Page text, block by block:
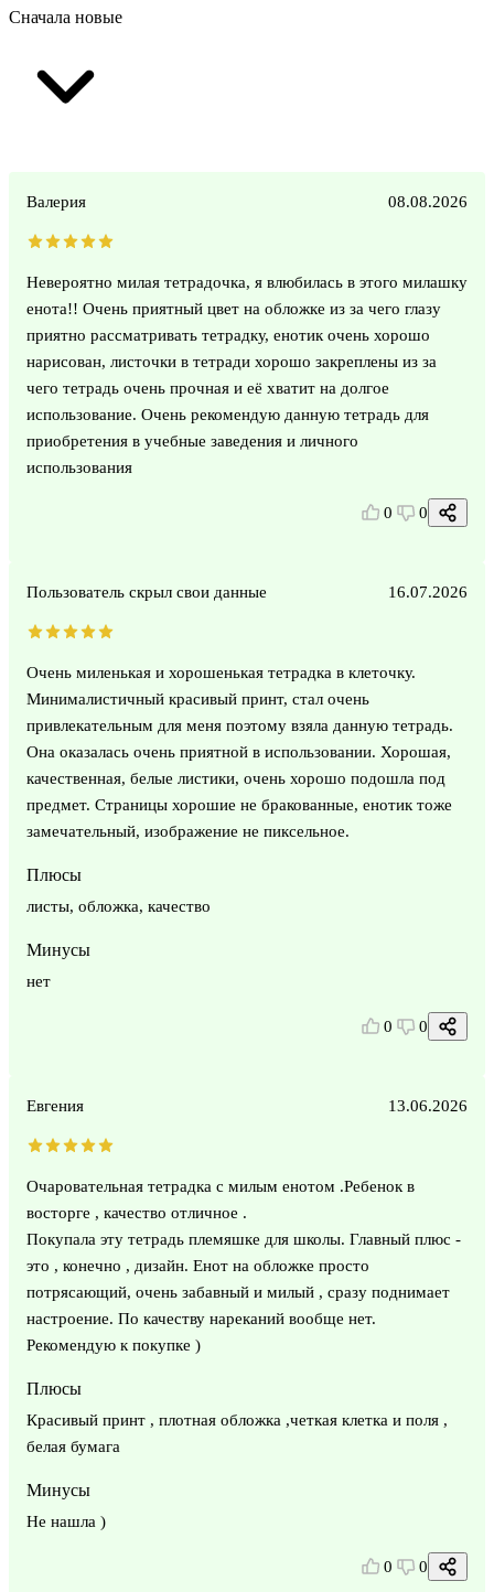
Сначала новые
Валерия 08.08.2026
Невероятно милая тетрадочка, я влюбилась в этого милашку
енота!! Очень приятный цвет на обложке из за чего глазу
приятно рассматривать тетрадку, енотик очень хорошо
нарисован, листочки в тетради хорошо закреплены из за
чего тетрадь очень прочная и её хватит на долгое
использование. Очень рекомендую данную тетрадь для
приобретения в учебные заведения и личного
использования
0 0
Пользователь скрыл свои данные 16.07.2026
Очень миленькая и хорошенькая тетрадка в клеточку.
Минималистичный красивый принт, стал очень
привлекательным для меня поэтому взяла данную тетрадь.
Она оказалась очень приятной в использовании. Хорошая,
качественная, белые листики, очень хорошо подошла под
предмет. Страницы хорошие не бракованные, енотик тоже
замечательный, изображение не пиксельное.
Плюсы
листы, обложка, качество
Минусы
нет
0 0
Евгения 13.06.2026
Очаровательная тетрадка с милым енотом .Ребенок в
восторге , качество отличное .
Покупала эту тетрадь племяшке для школы. Главный плюс -
это , конечно , дизайн. Енот на обложке просто
потрясающий, очень забавный и милый , сразу поднимает
настроение. По качеству нареканий вообще нет.
Рекомендую к покупке )
Плюсы
Красивый принт , плотная обложка ,четкая клетка и поля ,
белая бумага
Минусы
Не нашла )
0 0